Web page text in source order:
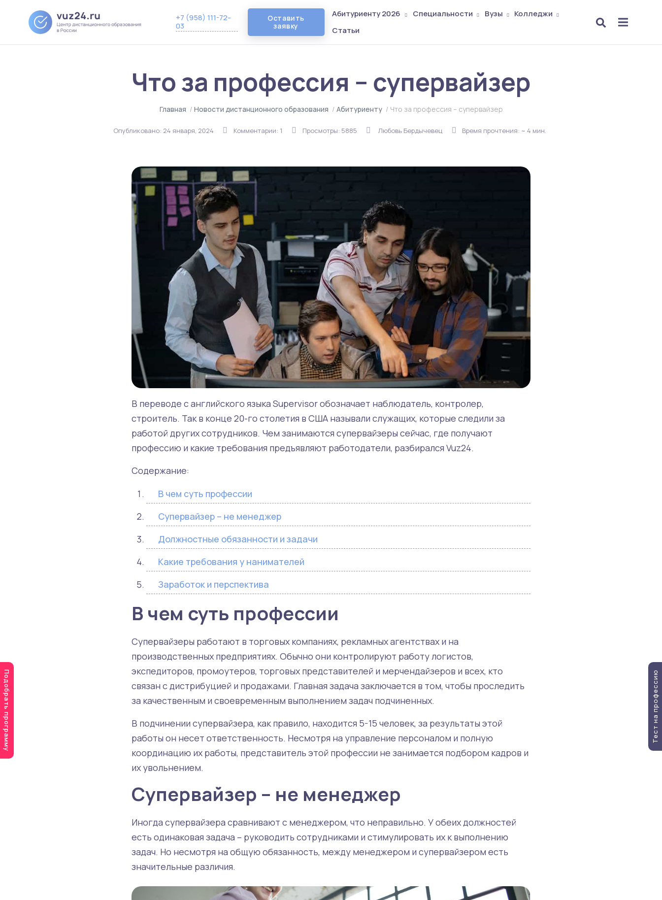
+7 (958) 111-72-
03
Оставить
заявку
Абитуриенту 2026 Специальности Вузы
Колледжи
Статьи
Что за профессия – супервайзер
Главная / Новости дистанционного образования / Абитуриенту / Что за профессия – супервайзер
Опубликовано: 24 января, 2024 Комментарии: 1 Просмотры: 5885 Любовь Бердычевец Время прочтения: ~ 4 мин.
В переводе с английского языка Supervisor обозначает наблюдатель, контролер,
строитель. Так в конце 20-го столетия в США называли служащих, которые следили за
работой других сотрудников. Чем занимаются супервайзеры сейчас, где получают
профессию и какие требования предъявляют работодатели, разбирался Vuz24.
Содержание:
В чем суть профессии
Супервайзер – не менеджер
Должностные обязанности и задачи
Какие требования у нанимателей
Заработок и перспектива
В чем суть профессии
Супервайзеры работают в торговых компаниях, рекламных агентствах и на
производственных предприятиях. Обычно они контролируют работу логистов,
экспедиторов, промоутеров, торговых представителей и мерчендайзеров и всех, кто
связан с дистрибуцией и продажами. Главная задача заключается в том, чтобы проследить
за качественным и своевременным выполнением задач подчиненных.
В подчинении супервайзера, как правило, находится 5-15 человек, за результаты этой
работы он несет ответственность. Несмотря на управление персоналом и полную
координацию их работы, представитель этой профессии не занимается подбором кадров и
их увольнением.
Супервайзер – не менеджер
Иногда супервайзера сравнивают с менеджером, что неправильно. У обеих должностей
есть одинаковая задача – руководить сотрудниками и стимулировать их к выполнению
задач. Но несмотря на общую обязанность, между менеджером и супервайзером есть
значительные различия.
Подобрать программу Тест на профессию